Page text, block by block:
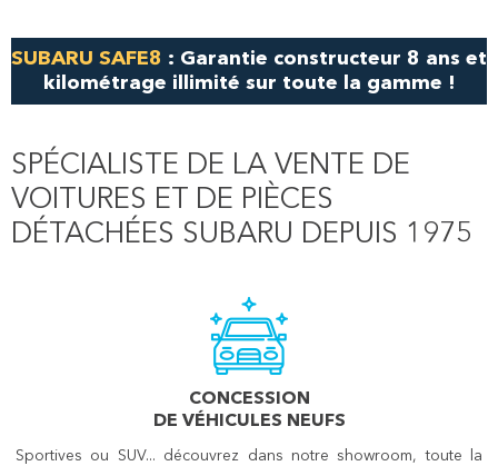
SUBARU SAFE8 : Garantie constructeur 8 ans et
kilométrage illimité sur toute la gamme !
SPÉCIALISTE DE LA VENTE DE
VOITURES ET DE PIÈCES
DÉTACHÉES SUBARU DEPUIS 1975
CONCESSION
DE VÉHICULES NEUFS
Sportives ou SUV... découvrez dans notre showroom, toute la